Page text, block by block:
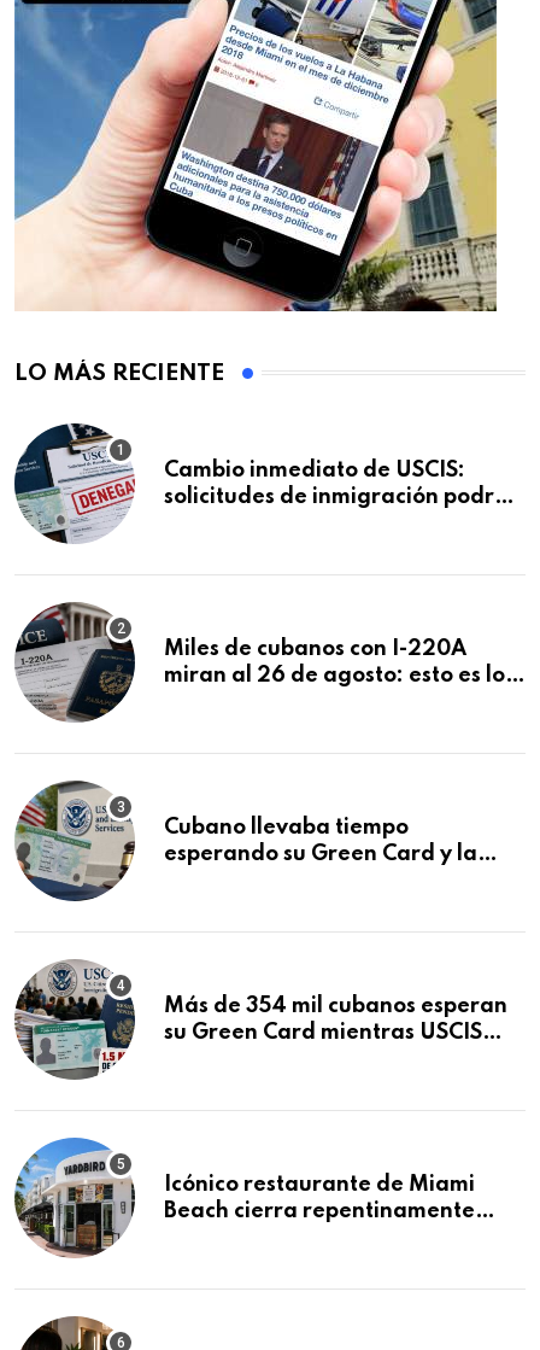
LO MÁS RECIENTE
Cambio inmediato de USCIS:
solicitudes de inmigración podrán
Miles de cubanos con I-220A
miran al 26 de agosto: esto es lo
Cubano llevaba tiempo
esperando su Green Card y la
Más de 354 mil cubanos esperan
su Green Card mientras USCIS
Icónico restaurante de Miami
Beach cierra repentinamente